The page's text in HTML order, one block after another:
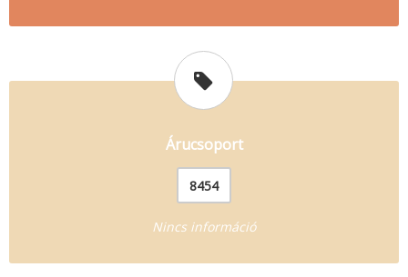
Árucsoport
8454
Nincs információ